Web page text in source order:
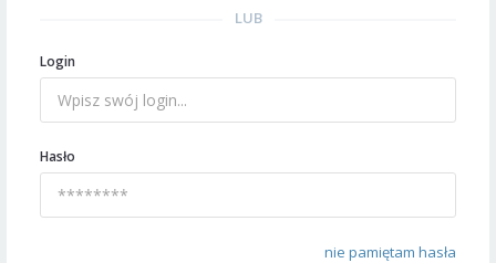
LUB
Login
Hasło
nie pamiętam hasła